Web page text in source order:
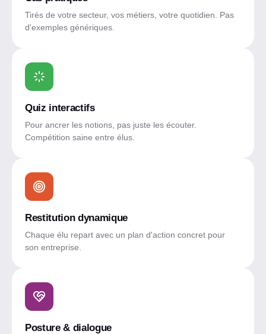
Tirés de votre secteur, vos métiers, votre quotidien. Pas
d'exemples génériques.
Quiz interactifs
Pour ancrer les notions, pas juste les écouter.
Compétition saine entre élus.
Restitution dynamique
Chaque élu repart avec un plan d'action concret pour
son entreprise.
Posture & dialogue